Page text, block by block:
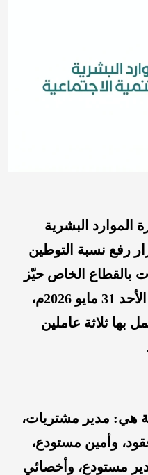
البشرية
رفع نسبة التوطين
بالقطاع الخاص حيّز
التنفيذ اعتبارًا من يوم أمس الأحد 31 مايو 2026م،
بها ثلاثة عاملين
هي: مدير مشتريات،
وأمين مستودع،
مستودع، وأخصائي